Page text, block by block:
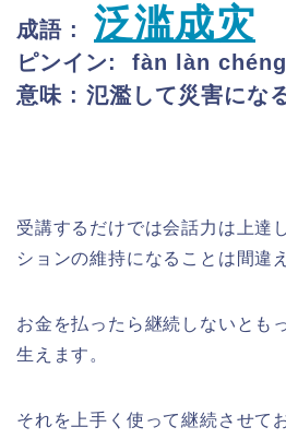
成語 : 泛滥成灾
ピンイン: fàn làn
意味 : 氾濫して災害にな
受講するだけでは会話力は上達
ションの維持になることは間違
お金を払ったら継続しないとも
生えます。
それを上手く使って継続させて